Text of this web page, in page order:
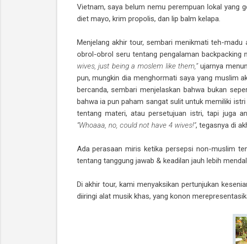
Vietnam, saya belum nemu perempuan lokal yang
diet mayo, krim propolis, dan lip balm kelapa.
Menjelang akhir tour, sembari menikmati teh-
obrol-obrol seru tentang pengalaman backpacking
wives, just being a moslem like them,”ujarnya
pun, mungkin dia menghormati saya yang muslim
bercanda, sembari menjelaskan bahwa bukan
bahwa ia pun paham sangat sulit untuk memiliki
tentang materi, atau persetujuan istri, tapi juga
“Whoaaa, no, could not have 4 wives!”, tegasnya di
Ada perasaan miris ketika persepsi non-muslim
tentang tanggung jawab & keadilan jauh lebih
Di akhir tour, kami menyaksikan pertunjukan
diiringi alat musik khas, yang konon